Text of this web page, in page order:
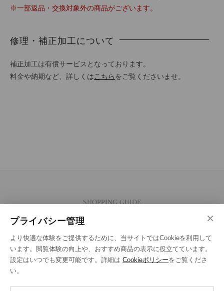
※一部返品・交換対象外の商品がございます。
修理・補正加工について
補正加工は有償サービスとなっております。
料金や納期など、詳しくは こちら をご覧くださいませ。
SHOPPING GUIDE
送料・ラッピング·配送方法
×
プライバシー管理
より快適な体験をご提供するために、当サイトではCookieを利用して
います。閲覧体験の向上や、おすすめ商品の表示に役立てています。
設定はいつでも変更可能です。詳細は Cookieポリシーをご覧くださ
い。